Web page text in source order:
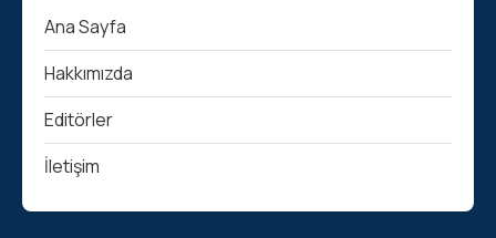
Ana Sayfa
Hakkımızda
Editörler
İletişim